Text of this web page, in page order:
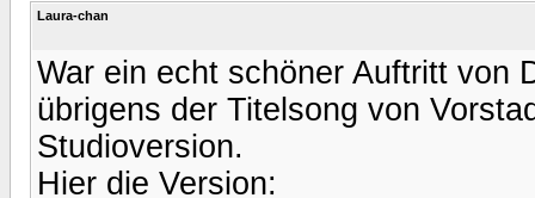
Laura-chan
War ein echt schöner Auftritt von
übrigens der Titelsong von
Studioversion.
Hier die Version: